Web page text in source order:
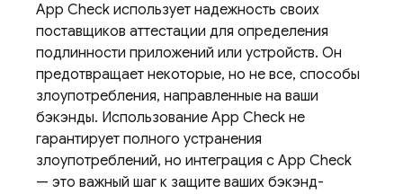
App Check использует надежность своих
поставщиков аттестации для определения
подлинности приложений или устройств. Он
предотвращает некоторые, но не все, способы
злоупотребления, направленные на ваши
бэкэнды. Использование App Check не
гарантирует полного устранения
злоупотреблений, но интеграция с App Check
— это важный шаг к защите ваших бэкэнд-